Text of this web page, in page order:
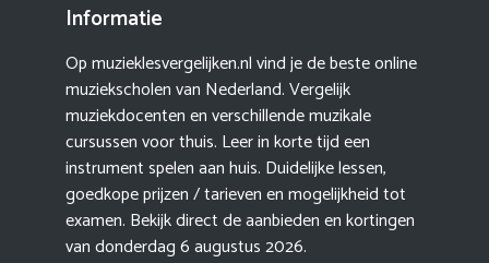
Informatie
Op muzieklesvergelijken.nl vind je de beste online
muziekscholen van Nederland. Vergelijk
muziekdocenten en verschillende muzikale
cursussen voor thuis. Leer in korte tijd een
instrument spelen aan huis. Duidelijke lessen,
goedkope prijzen / tarieven en mogelijkheid tot
examen. Bekijk direct de aanbieden en kortingen
van donderdag 6 augustus 2026.